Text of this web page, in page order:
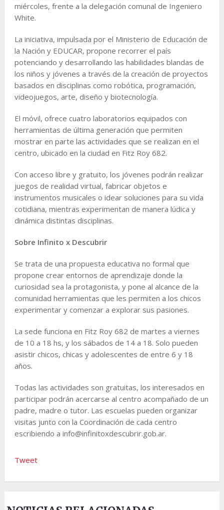
miércoles, frente a la delegación comunal de Ingeniero
White.
La iniciativa, impulsada por el Ministerio de Educación de
la Nación y EDUCAR, propone recorrer el país
potenciando y desarrollando las habilidades blandas de
los niños y jóvenes a través de la creación de proyectos
basados en disciplinas como robótica, programación,
videojuegos, arte, diseño y biotecnología.
El móvil, ofrece cuatro laboratorios equipados con
herramientas de última generación que permiten
mostrar en parte las actividades que se realizan en el
centro, ubicado en la ciudad en Fitz Roy 682.
Con acceso libre y gratuito, los jóvenes podrán realizar
juegos de realidad virtual, fabricar objetos e
instrumentos musicales o idear soluciones para su vida
cotidiana, mientras experimentan de manera lúdica y
dinámica distintas disciplinas.
Sobre Infinito x Descubrir
Se trata de una propuesta educativa no formal que
propone crear entornos de aprendizaje donde la
curiosidad sea la protagonista, y pone al alcance de la
comunidad herramientas que les permiten a los chicos
experimentar y comenzar a explorar sus pasiones.
La sede funciona en Fitz Roy 682 de martes a viernes
de 10 a 18 hs, y los sábados de 14 a 18. Solo pueden
asistir chicos, chicas y adolescentes de entre 6 y 18
años.
Todas las actividades son gratuitas, los interesados en
participar podrán acercarse al centro acompañado de un
padre, madre o tutor. Las escuelas pueden organizar
visitas junto con la Coordinación de cada centro
escribiendo a info@infinitoxdescubrir.gob.ar.
Tweet